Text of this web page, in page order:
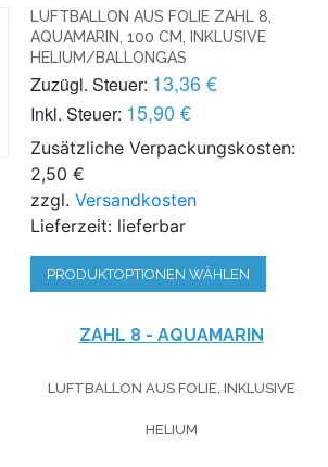
LUFTBALLON AUS FOLIE ZAHL 8,
AQUAMARIN, 100 CM, INKLUSIVE
HELIUM/BALLONGAS
Zuzügl. Steuer: 13,36 €
Inkl. Steuer: 15,90 €
Zusätzliche Verpackungskosten:
2,50 €
zzgl.Versandkosten
Lieferzeit: lieferbar
PRODUKTOPTIONEN WÄHLEN
ZAHL 8 - AQUAMARIN
LUFTBALLON AUS FOLIE, INKLUSIVE
HELIUM